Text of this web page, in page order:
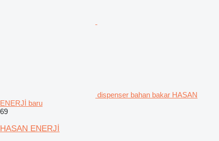
dispenser bahan bakar HASAN
ENERJİ baru
69
HASAN ENERJİ